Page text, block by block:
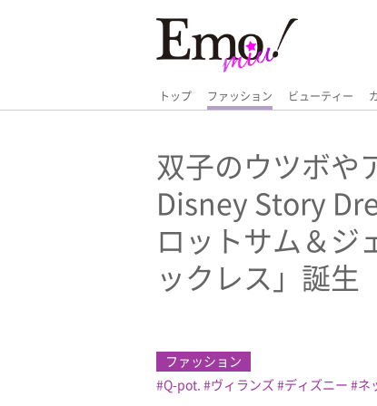
トップ ファッション ビューティー
双子のウツボや
Disney Story
ロットサム＆ジ
ックレス」誕生
ファッション
Q-pot.
ヴィランズ ディズニー ネ